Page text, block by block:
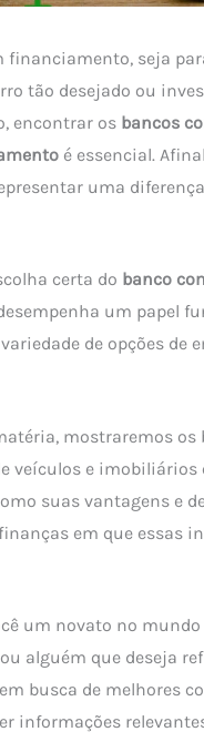
financiamento, seja
tão desejado ou
encontrar os bancos
é essencial.
uma
certa do banco
um papel
de opções de
mostraremos os
veículos e imobiliários
suas vantagens e
em que essas
um novato no mundo
alguém que deseja
busca de melhores
informações